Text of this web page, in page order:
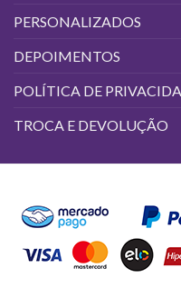
PERSONALIZADOS
DEPOIMENTOS
POLÍTICA DE
TROCA E DEVOLUÇÃO